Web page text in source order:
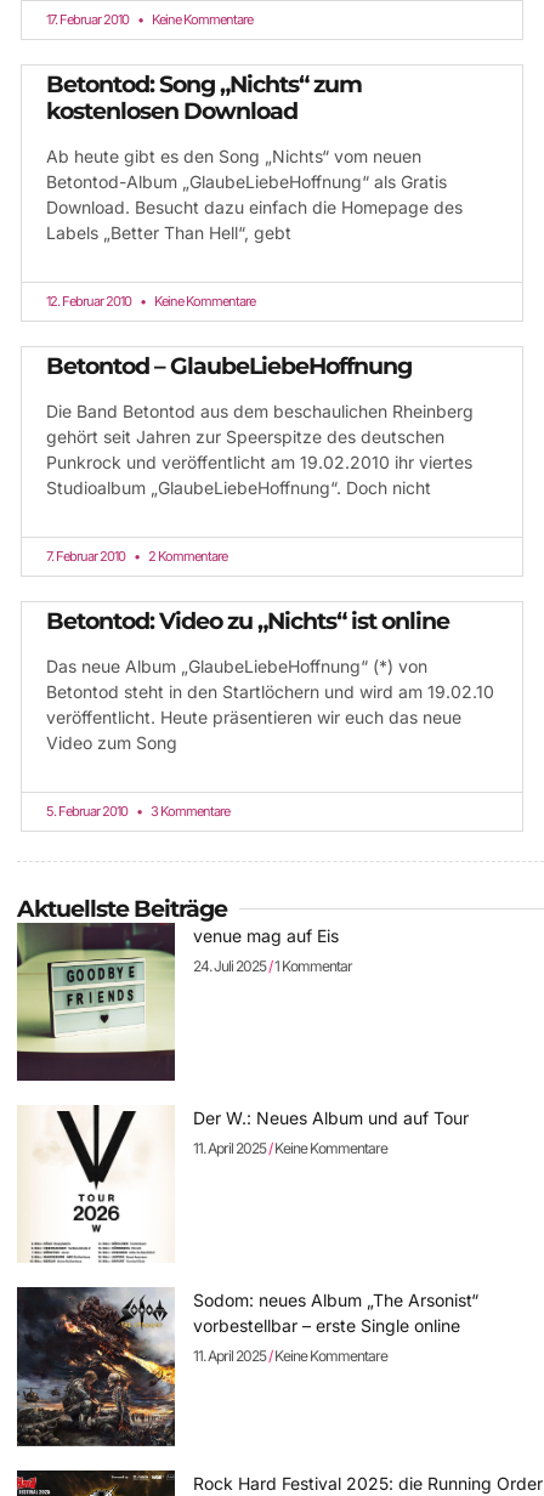
17. Februar 2010 Keine Kommentare
Betontod: Song „Nichts“ zum
kostenlosen Download
Ab heute gibt es den Song „Nichts“ vom neuen
Betontod-Album „GlaubeLiebeHoffnung“ als Gratis
Download. Besucht dazu einfach die Homepage des
Labels „Better Than Hell“, gebt
12. Februar 2010 Keine Kommentare
Betontod – GlaubeLiebeHoffnung
Die Band Betontod aus dem beschaulichen Rheinberg
gehört seit Jahren zur Speerspitze des deutschen
Punkrock und veröffentlicht am 19.02.2010 ihr viertes
Studioalbum „GlaubeLiebeHoffnung“. Doch nicht
7. Februar 2010 2 Kommentare
Betontod: Video zu „Nichts“ ist online
Das neue Album „GlaubeLiebeHoffnung“ (*) von
Betontod steht in den Startlöchern und wird am 19.02.10
veröffentlicht. Heute präsentieren wir euch das neue
Video zum Song
5. Februar 2010 3 Kommentare
Aktuellste Beiträge
venue mag auf Eis
24. Juli 2025 1 Kommentar
Der W.: Neues Album und auf Tour
11. April 2025 Keine Kommentare
Sodom: neues Album „The Arsonist“
vorbestellbar – erste Single online
11. April 2025 Keine Kommentare
Rock Hard Festival 2025: die Running Order